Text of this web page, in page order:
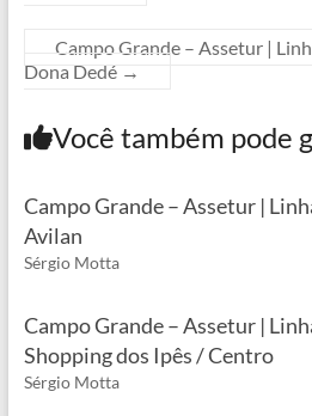
Campo Grande – Assetur |
Dona Dedé →
Você também pode
Campo Grande – Assetur |
Avilan
Sérgio Motta
Campo Grande – Assetur |
Shopping dos Ipês / Centro
Sérgio Motta